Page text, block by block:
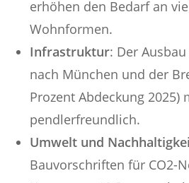
erhöhen den Bedarf an
Wohnformen.
Infrastruktur: Der
nach München und der
Prozent Abdeckung 2025)
pendlerfreundlich.
Umwelt und
Bauvorschriften für CO2-